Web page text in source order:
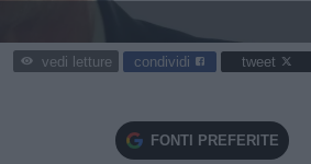
vedi letture condividi tweet
FONTI PREFERITE